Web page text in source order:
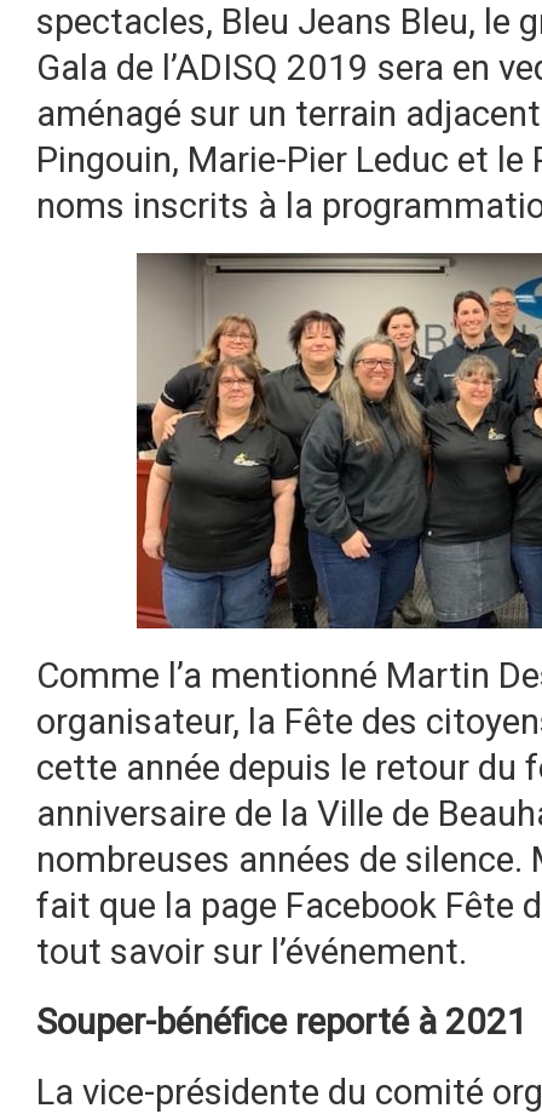
spectacles, Bleu Jeans Bleu, le
Gala de l’ADISQ 2019 sera en
aménagé sur un terrain
Pingouin, Marie-Pier Leduc et le
noms inscrits à la
Comme l’a mentionné Martin
organisateur, la Fête des
cette année depuis le retour du
anniversaire de la Ville de
nombreuses années de
fait que la page Facebook Fête
tout savoir sur l’événement.
Souper-bénéfice reporté à 2021
La vice-présidente du comité